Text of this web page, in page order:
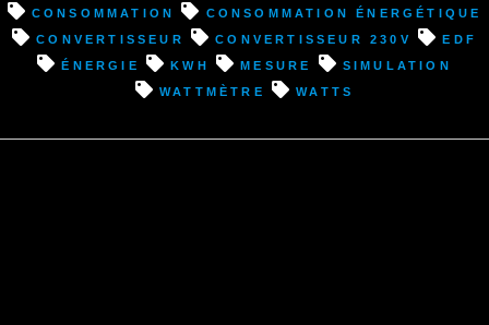
consommation
consommation énergétique
convertisseur
convertisseur 230v
EDF
énergie
kWh mesure
simulation
wattmètre
watts